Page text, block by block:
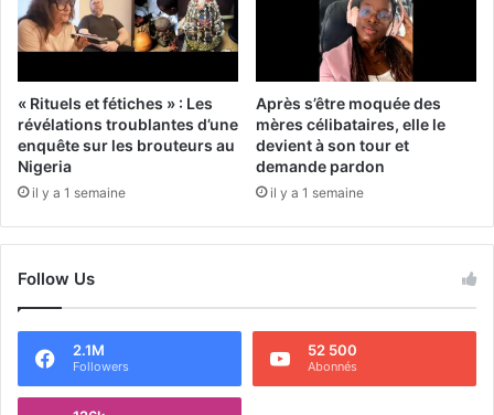
« Rituels et fétiches » : Les
révélations troublantes d’une
enquête sur les brouteurs au
Nigeria
il y a 1 semaine
Après s’être moquée des
mères célibataires, elle le
devient à son tour et
demande pardon
il y a 1 semaine
Follow Us
2.1M
Followers
52 500
Abonnés